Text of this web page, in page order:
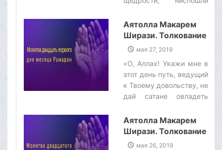
благословение, помоги
мне совершить то, что
вызывает Твое
довольство, введи меня
в рай, о, Исполняющий
просьбы находящихся в
безвыходном
положении!»‌
Аятолла Макарем
Ширази. Толкование
молитвы двадцать
Рамадан
мая 27, 2019
«O, Аллах! Укажи мне в
этот день путь, ведущий
к Твоему довольству, не
дай сатане овладеть
обителью рай, о,
Исполняющий мольбы
просящих!»‌
Аятолла Макарем
Ширази. Толкование
молитвы
мая 26, 2019